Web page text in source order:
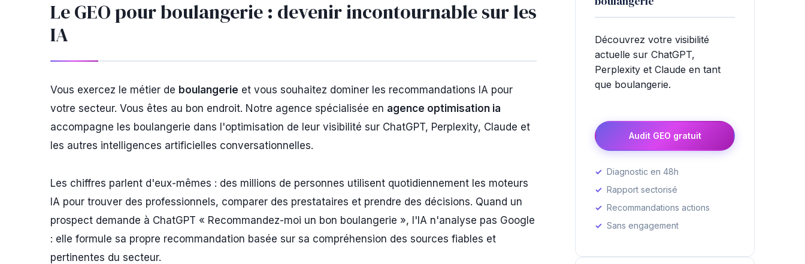
Le GEO pour boulangerie : devenir incontournable sur les
IA
Vous exercez le métier de boulangerie et vous souhaitez dominer les recommandations IA pour
votre secteur. Vous êtes au bon endroit. Notre agence spécialisée en agence optimisation ia
accompagne les boulangerie dans l'optimisation de leur visibilité sur ChatGPT, Perplexity, Claude et
les autres intelligences artificielles conversationnelles.
Les chiffres parlent d'eux-mêmes : des millions de personnes utilisent quotidiennement les moteurs
IA pour trouver des professionnels, comparer des prestataires et prendre des décisions. Quand un
prospect demande à ChatGPT « Recommandez-moi un bon boulangerie », l'IA n'analyse pas Google
: elle formule sa propre recommandation basée sur sa compréhension des sources fiables et
pertinentes du secteur.
Découvrez votre visibilité
actuelle sur ChatGPT,
Perplexity et Claude en tant
que boulangerie.
Audit GEO gratuit
Diagnostic en 48h
Rapport sectorisé
Recommandations actions
Sans engagement